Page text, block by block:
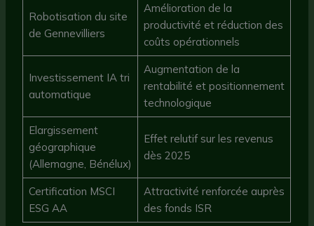
Robotisation du site
de Gennevilliers
Amélioration de la
productivité et réduction des
coûts opérationnels
Investissement IA tri
automatique
Augmentation de la
rentabilité et positionnement
technologique
Elargissement
géographique
(Allemagne, Bénélux)
Effet relutif sur les revenus
dès 2025
Certification MSCI
ESG AA
Attractivité renforcée auprès
des fonds ISR